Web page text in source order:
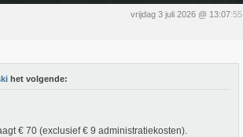
vrijdag 3 juli 2026 @ 13:07:55
het volgende:
€ 70 (exclusief € 9 administratiekosten).